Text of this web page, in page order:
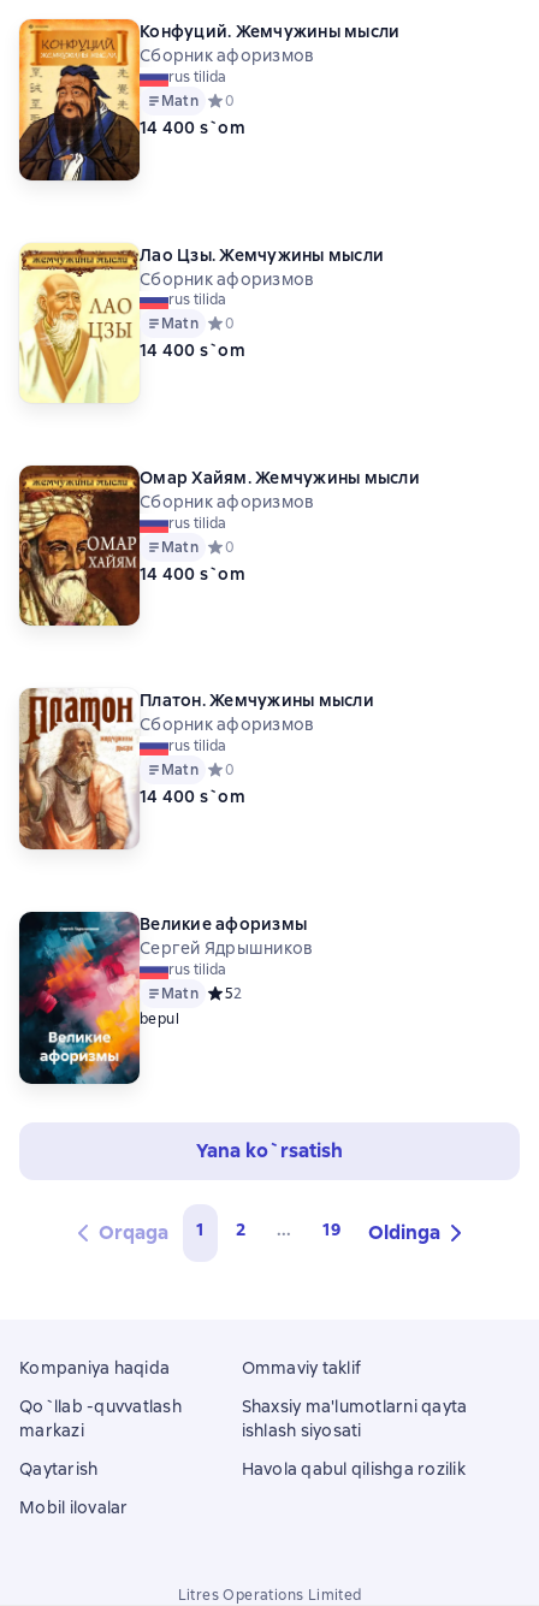
Конфуций. Жемчужины мысли
Сборник афоризмов
rus tilida
Matn Средний рейтинг 0 на основе 0 оценок
0
14 400 s`om
Лао Цзы. Жемчужины мысли
Сборник афоризмов
rus tilida
Matn Средний рейтинг 0 на основе 0 оценок
0
14 400 s`om
Омар Хайям. Жемчужины мысли
Сборник афоризмов
rus tilida
Matn Средний рейтинг 0 на основе 0 оценок
0
14 400 s`om
Платон. Жемчужины мысли
Сборник афоризмов
rus tilida
Matn Средний рейтинг 0 на основе 0 оценок
0
14 400 s`om
Великие афоризмы
Сергей Ядрышников
rus tilida
Matn Средний рейтинг 5 на основе 2 оценок
52
bepul
Yana ko`rsatish
Orqaga 1 2 ... 19 Oldinga
Kompaniya haqida
Qo`llab -quvvatlash
markazi
Qaytarish
Mobil ilovalar
Ommaviy taklif
Shaxsiy ma'lumotlarni qayta
ishlash siyosati
Havola qabul qilishga rozilik
Litres Operations Limited